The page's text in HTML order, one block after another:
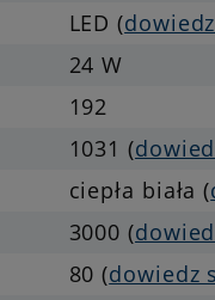
LED (
24 W
192
1031 (
ciepła biała (
3000 (
80 (dowiedz